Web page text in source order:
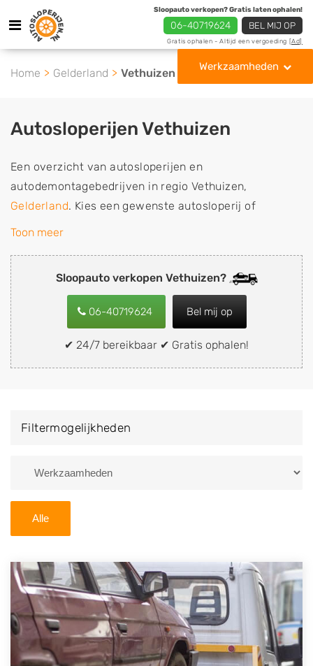
Sloopauto verkopen? Gratis laten ophalen!
06-40719624 BEL MIJ OP
Gratis ophalen - Altijd een vergoeding [Ad]
Werkzaamheden
Home Gelderland Vethuizen
Sloopauto verkopen Vethuizen?
06-40719624 Bel mij op
✔ 24/7 bereikbaar ✔ Gratis ophalen!
Autosloperijen Vethuizen
Een overzicht van autosloperijen en
autodemontagebedrijven in regio Vethuizen,
Gelderland. Kies een gewenste autosloperij of
autosloop uit de lijst die gespecialiseerd is in de
onderdelen of in de inkoop van sloopauto's,
schadeauto's en tweedehands auto's (ook zonder apk
keuring). Wilt u uw auto, camper, vrachtwagen, motor
of brommobiel snel en eenvoudig verkopen aan een
demontagebedrijf in de buurt, deze zelf wegbrengen
naar de sloop of deze liever laten ophalen op een
van Vethuizen en ontvang een vergoeding voor uw
Zoekt u liever naar een sloperij in een andere plaats of
U kunt er ook voor kiezen om direct uw sloopauto te
verkopen en op te laten halen door de Sloopauto
Ophaaldienst van Autosloperijen.nl. Wij kunnen uw
auto gratis ophalen in Vethuizen. Neem telefonisch
contact op of maak een terugbelafspraak. Wilt u
direct een tweedehands auto onderdelen offerte
Toon meer
Filtermogelijkheden
Alle